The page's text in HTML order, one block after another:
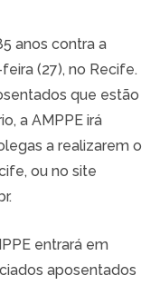
anos contra a
(27), no Recife.
que estão
a AMPPE irá
a realizarem o
ou no site
entrará em
aposentados